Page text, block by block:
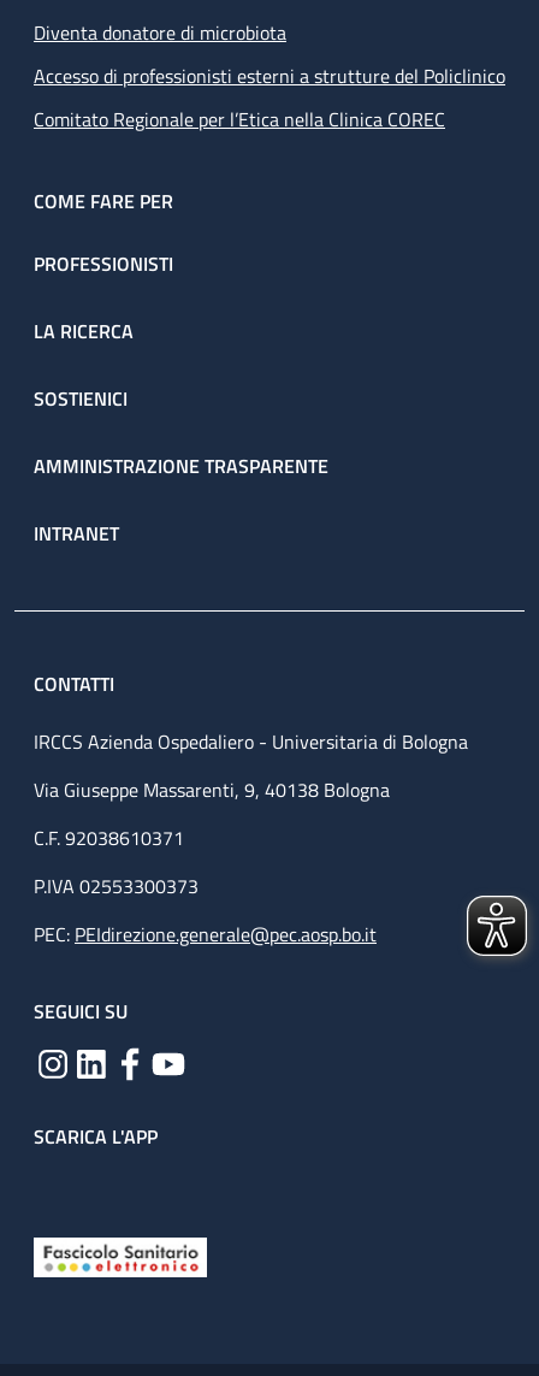
Diventa donatore di microbiota
Accesso di professionisti esterni a strutture del Policlinico
Comitato Regionale per l’Etica nella Clinica COREC
COME FARE PER
PROFESSIONISTI
LA RICERCA
SOSTIENICI
AMMINISTRAZIONE TRASPARENTE
INTRANET
CONTATTI
IRCCS Azienda Ospedaliero - Universitaria di Bologna
Via Giuseppe Massarenti, 9, 40138 Bologna
C.F. 92038610371
P.IVA 02553300373
PEC: PEIdirezione.generale@pec.aosp.bo.it
SEGUICI SU
SCARICA L'APP